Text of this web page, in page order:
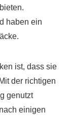
haben ein
ist, dass sie
der richtigen
genutzt
einigen